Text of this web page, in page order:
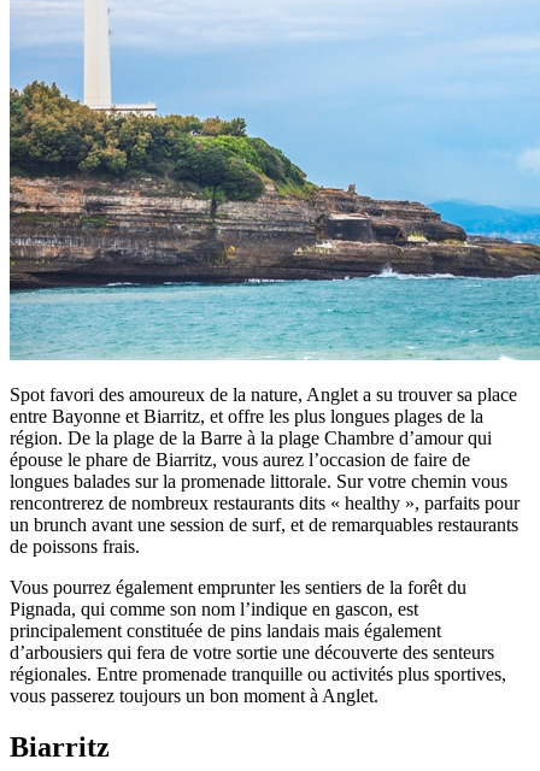
Spot favori des amoureux de la nature, Anglet a su trouver sa place
entre Bayonne et Biarritz, et offre les plus longues plages de la
région. De la plage de la Barre à la plage Chambre d’amour qui
épouse le phare de Biarritz, vous aurez l’occasion de faire de
longues balades sur la promenade littorale. Sur votre chemin vous
rencontrerez de nombreux restaurants dits « healthy », parfaits pour
un brunch avant une session de surf, et de remarquables restaurants
de poissons frais.
Vous pourrez également emprunter les sentiers de la forêt du
Pignada, qui comme son nom l’indique en gascon, est
principalement constituée de pins landais mais également
d’arbousiers qui fera de votre sortie une découverte des senteurs
régionales. Entre promenade tranquille ou activités plus sportives,
vous passerez toujours un bon moment à Anglet.
Biarritz